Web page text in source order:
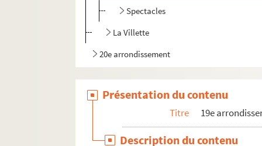
Spectacles
La Villette
20e arrondissement
Présentation du contenu
Titre 19e
Description du contenu